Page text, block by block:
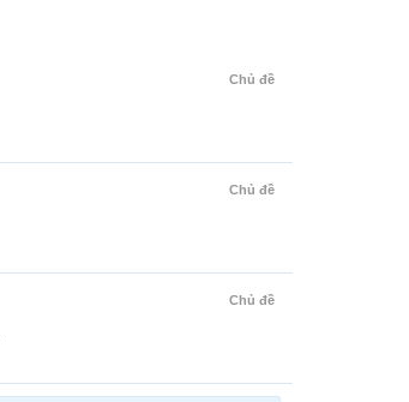
Chủ đề
Chủ đề
Chủ đề